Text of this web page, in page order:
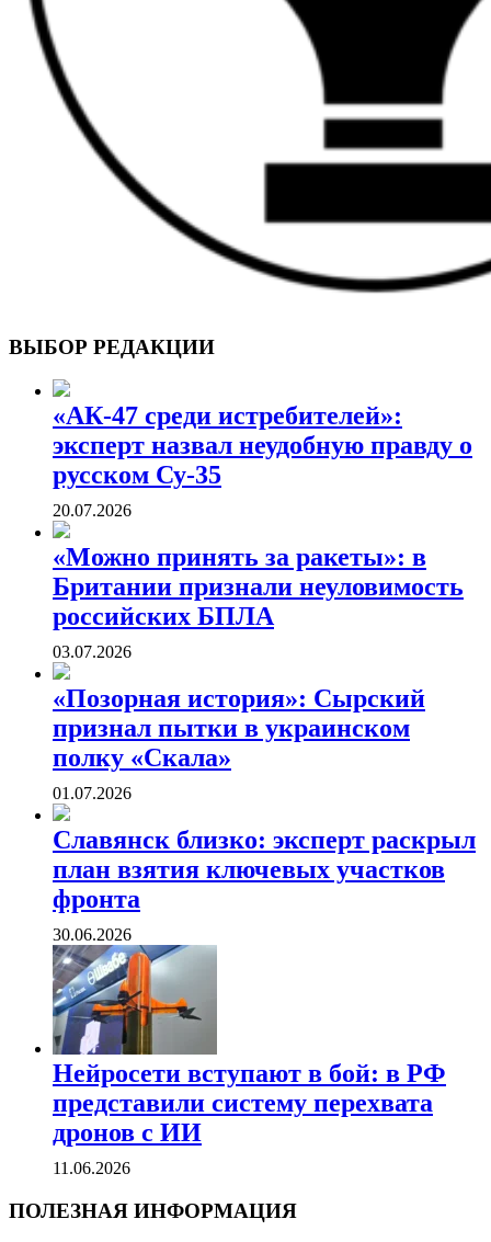
ВОЕННЫЕ СТРАНИЦЫ
СТАТЬИ ВОЕННОЙ ТЕМАТИКИ
ВЫБОР РЕДАКЦИИ
«АК-47 среди истребителей»:
эксперт назвал неудобную правду о
русском Су-35
20.07.2026
«Можно принять за ракеты»: в
Британии признали неуловимость
российских БПЛА
03.07.2026
«Позорная история»: Сырский
признал пытки в украинском
полку «Скала»
01.07.2026
Славянск близко: эксперт раскрыл
план взятия ключевых участков
фронта
30.06.2026
Нейросети вступают в бой: в РФ
представили систему перехвата
дронов с ИИ
11.06.2026
ПОЛЕЗНАЯ ИНФОРМАЦИЯ